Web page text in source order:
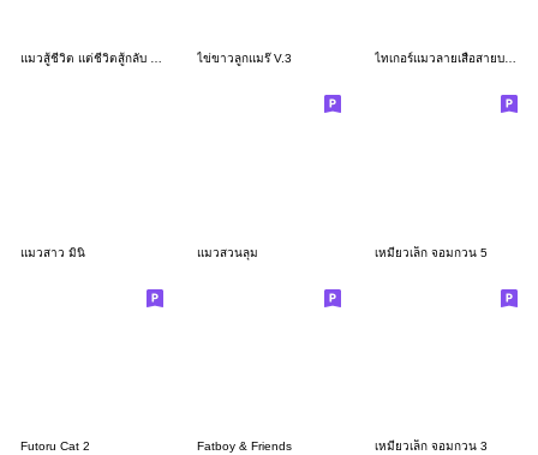
แมวสู้ชีวิต แต่ชีวิตสู้กลับ : แมวด้วง 4 ไข่ขาวลูกแมร๊ V.3 ไทเกอร์แมวลายเสือสายบอส❤️
แมวสาว มินิ แมวสวนลุม เหมียวเล็ก จอมกวน 5
Futoru Cat 2 Fatboy & Friends เหมียวเล็ก จอมกวน 3